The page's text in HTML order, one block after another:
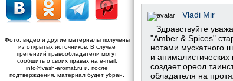
Фото, видео и другие материалы получены
из открытых источников. В случае
претензий правообладатели могут
сообщить о своих правах на e-mail:
info@vash-aromat.ru и, после
подтверждения, материал будет убран.
Vladi Mir
Здравствуйте
"Amber & Spices"
нотами мускатного
и
создает ореол
обладателя на